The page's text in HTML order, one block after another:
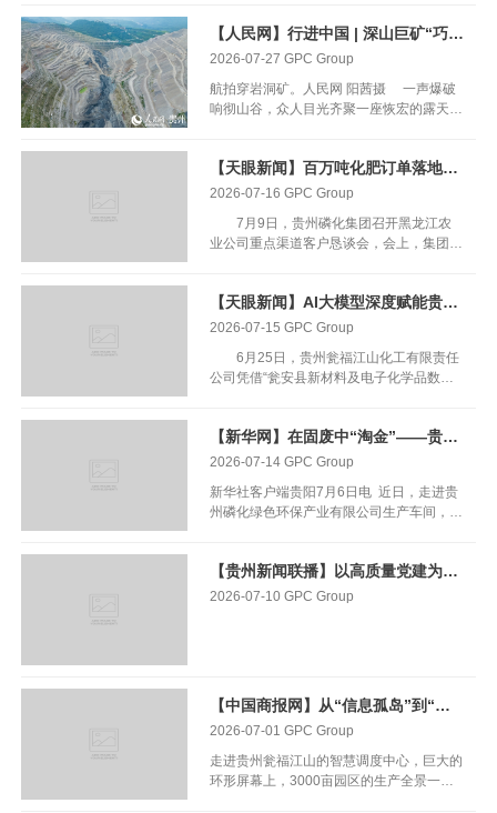
业用肥。 贵州磷化集团统筹抓好生产组
织、物流保障和市场供应 作为我国重
要的磷化工企业，贵州磷化集团统筹抓好生
产组织、物流保障和市场供应，大力实施
“增品种、提品质、创品牌”工程，壮大现代
局全球化肥市场，让“中国饭碗”端得更牢、
成色更足。 在稳产保供的基础上，集
团加快产品结构优化升级，新型化肥产量达
64.25万吨，在推进化肥产品高端化、绿色
化、功能化转型上迈出坚实步伐，在农业现
道路。 走进瓮安经济开发区循环工业园
区，整齐的标准化厂房鳞次栉比，数字化中
直送生产车间，智能化生产线有序运转。很
难想象，过去瓮安工业仅有零星小型采矿作
城”，已然成长为贵州新能源电池材料核心
承载区、全国重要磷精深加工基地。 深耕
资源禀赋 “富矿精开”拉长产业价值链条 瓮
安素有“亚洲磷仓”美誉，磷矿探明储量超30
亿吨，是发展磷系新材料得天独厚的沃土。
采、普通磷肥初级加工，产品附加值低，资
源优势未能转化为发展优势。近年来，瓮安
县牢牢把握政策红利，加大招商引资力度，
全面落实“精确探矿、精准配矿、精细开
矿、精深用矿”要求，推动产业延链补链强
【人民网】行进中国 | 深山巨矿“巧”掘金
2026-07-27 GPC Group
航拍穿岩洞矿。人民网 阳茜摄 一声爆破
响彻山谷，众人目光齐聚一座恢宏的露天矿
岩体间嵌着灰色矿脉，经精准爆破后的碎石
棱角分明，深藏其间的磷矿石裸露而出。数
矿卡轰隆隆驰骋。 这般充满科幻感的矿
山景象不是影视特效，而是国内最大单体露
集团子公司瓮福集团。矿体南北绵延1.65千
米，东西跨度1.2千米，矿区面积约4.21平
方千米。“整片矿区体量，比500个标准足球
场还大得多。”穿岩洞矿技术业务室主任、
高级工程师曾庆伟说道。 “这座矿山的价
续介绍。自2011年投产以来，一批批磷矿
石从这里源源不断向外输送，为磷肥制造、
新能源材料产业等夯实原料根基。 近年
来，贵州磷化集团以数字化手段赋能矿山生
产，创...
【天眼新闻】百万吨化肥订单落地！贵州磷化集团深耕黑龙江农资市场
2026-07-16 GPC Group
7月9日，贵州磷化集团召开黑龙江农
业公司重点渠道客户恳谈会，会上，集团签
长、总经理涂文胜表示，在集团深耕现代化
肥产业赛道、深入实施复合肥发展战略的关
万吨肥料生产能力、进入全国复合肥产业第
一梯队目标的发展时期，亟待与合作伙伴携
备不可复制的资源禀赋与产业链优势，集团
打通“磷矿开采—精深加工—磷石膏循环利
用”全产业链闭环，形成覆盖水溶肥、液体
肥、增效肥、缓释肥、高塔尿基、高塔硝
基、喷浆硫基等全线产品体系。 在技
品由“保供型”向“提质型”升级，依托业内唯
一的企业全国重点实验室，2025年以来已
推出了十余种新产品。 在农化服务与
【天眼新闻】AI大模型深度赋能贵州在建最大磷化工项目
2026-07-15 GPC Group
6月25日，贵州瓮福江山化工有限责任
公司凭借“瓮安县新材料及电子化学品数智
选“贵州省工业领域数字化转型典型案例”
后，在智能制造领域收获的又一省级认可。
幕上，3000亩园区的生产全景一览无余：
温度、压力、能耗数据在屏幕上实时跳动，
装置区的实时工艺参数清晰呈现。 贵州瓮
福江山项目智慧调度中心。管云 摄 该
等多条产线，占地3000余亩。 体量如
此庞大的化工园区，传统管理模式面临的挑
战不难想象。“生产、安全、设备、质量、
园区管理等30多个应用系统各自独立，数
据散落在不同部门。”项目有关负责人介
【新华网】在固废中“淘金”——贵州磷石膏综合利用体系重构
2026-07-14 GPC Group
新华社客户端贵阳7月6日电 近日，走进贵
州磷化绿色环保产业有限公司生产车间，传
成型，最终变身防水防潮、可循环利用的绿
色环保包装箱，实现工业固废资源化高效利
体系正加速重构，一条多路径协同的消纳格
局正在逐步形成。 作为贵州磷化集团旗下
的全资子公司，贵州磷化绿色环保产业有限
公司深耕磷化工固废综合治理，主打磷石膏
资源化回收与再利用，以及研发生产各类绿
【贵州新闻联播】以高质量党建为贵州走新路展风采提供坚强保障
2026-07-10 GPC Group
【中国商报网】从“信息孤岛”到“全域协同” 贵州瓮福江山智慧工厂成长记
2026-07-01 GPC Group
走进贵州瓮福江山的智慧调度中心，巨大的
环形屏幕上，3000亩园区的生产全景一览